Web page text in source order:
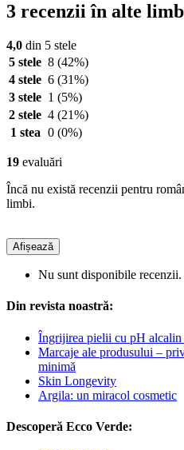
3 recenzii în alte
4,0 din 5 stele
5 stele 8 (42%)
4 stele 6 (31%)
3 stele 1 (5%)
2 stele 4 (21%)
1 stea 0 (0%)
19 evaluări
Încă nu există recenzii pentru
limbi.
Afișează
Nu sunt disponibile recenzii.
Din revista noastră:
Îngrijirea pielii cu pH alcalin
Marcaje ale produsului –
minimă
Skin Longevity
Argila: un miracol cosmetic
Descoperă Ecco Verde: